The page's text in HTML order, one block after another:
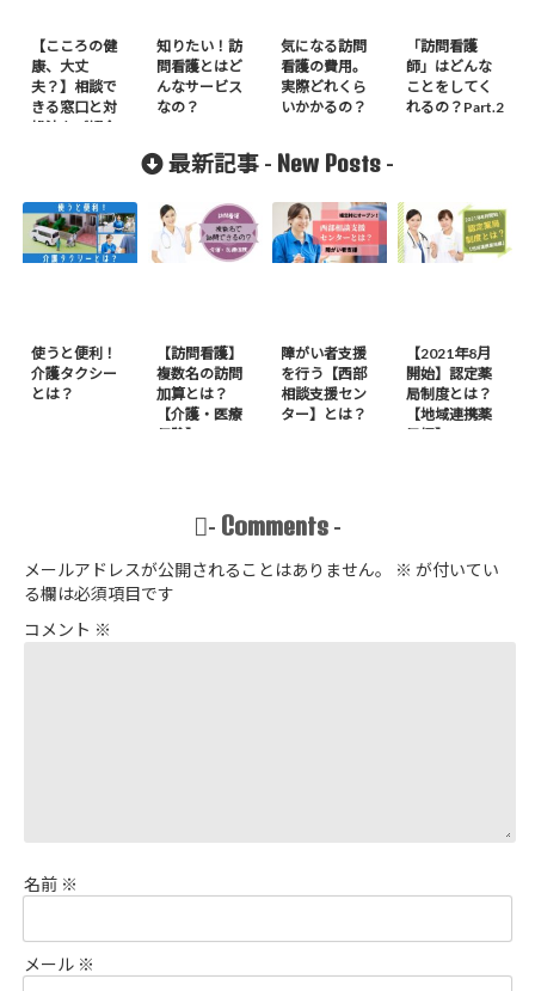
【こころの健
康、大丈
夫？】相談で
きる窓口と対
処法をご紹介
知りたい！訪
問看護とはど
んなサービス
なの？
気になる訪問
看護の費用。
実際どれくら
いかかるの？
「訪問看護
師」はどんな
ことをしてく
れるの？Part.2
最新記事 - New Posts -
使うと便利！
介護タクシー
とは？
【訪問看護】
複数名の訪問
加算とは？
【介護・医療
保険】
障がい者支援
を行う【西部
相談支援セン
ター】とは？
【2021年8月
開始】認定薬
局制度とは？
【地域連携薬
局編】
- Comments -
メールアドレスが公開されることはありません。 ※ が付いてい
る欄は必須項目です
コメント ※
名前 ※
メール ※